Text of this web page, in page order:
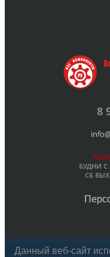
8
БУДНИ С
СБ
Данный веб-сайт